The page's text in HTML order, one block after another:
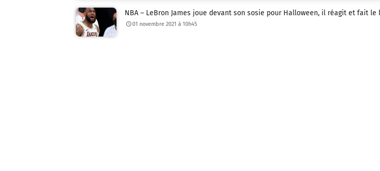
NBA – LeBron James joue devant son sosie pour Halloween, il réagit et fait le
01 novembre 2021 à 10h45